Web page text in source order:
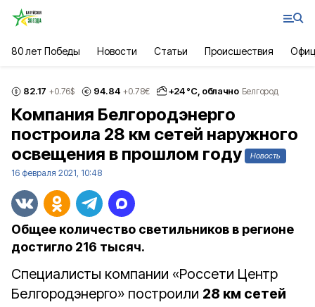
80 лет Победы Новости Статьи Происшествия
82.17 +0.76$ 94.84 +0.78€ +24°С, облачно Белгород
Компания Белгородэнерго
построила 28 км сетей наружного
освещения в прошлом году
Новость
16 февраля 2021, 10:48
Общее количество светильников в регионе
достигло 216 тысяч.
Специалисты компании «Россети Центр
Белгородэнерго» построили 28 км сетей